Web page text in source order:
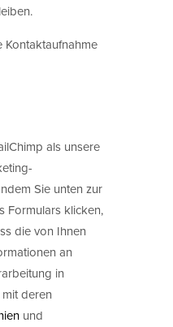
Kontaktaufnahme
als unsere
Sie unten zur
Formulars klicken,
die von Ihnen
an
in
deren
und